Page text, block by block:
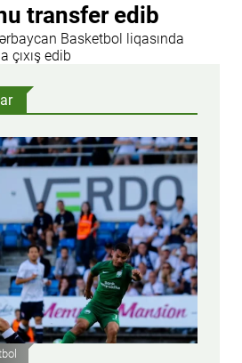
transfer edib
Basketbol liqasında
çıxış edib